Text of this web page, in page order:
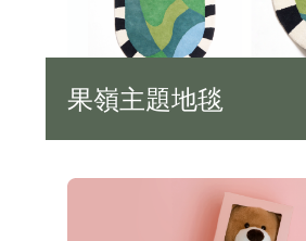
果嶺主題地毯